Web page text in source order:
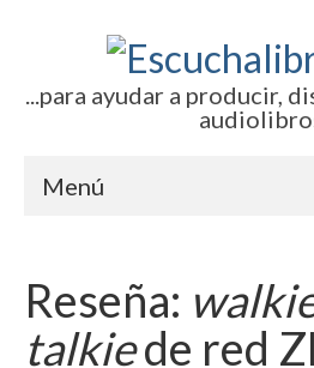
...para ayudar a producir,
Menú
Artículos (todos)
Boletines por correo-e
Reseña:
talkiede red